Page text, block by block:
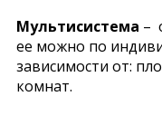
Мультисистема –
ее можно по
зависимости от:
комнат.